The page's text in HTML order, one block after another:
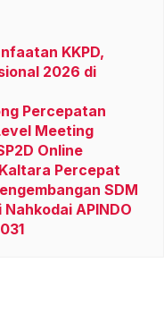
KKPD,
2026 di
Percepatan
Meeting
Online
Percepat
SDM
APINDO